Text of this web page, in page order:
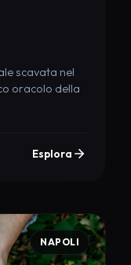
scavata nel
oracolo della
Esplora
NAPOLI